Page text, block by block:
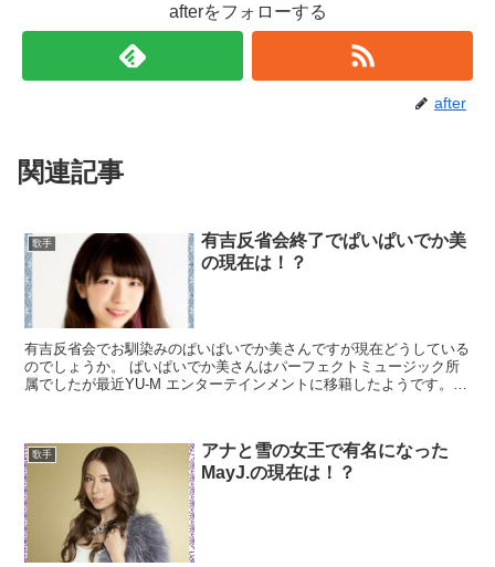
afterをフォローする
after
関連記事
歌手
有吉反省会終了でぱいぱいでか美
の現在は！？
有吉反省会でお馴染みのぱいぱいでか美さんですが現在どうしている
のでしょうか。 ぱいぱいでか美さんはパーフェクトミュージック所
属でしたが最近YU-M エンターテインメントに移籍したようです。
歌手
アナと雪の女王で有名になった
MayJ.の現在は！？